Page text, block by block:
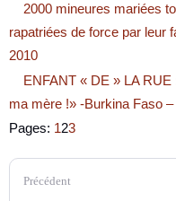
2000 mineures mariées
rapatriées de force par leur
2010
ENFANT « DE » LA RUE
ma mère !» -Burkina Faso
Pages: 123
Précédent